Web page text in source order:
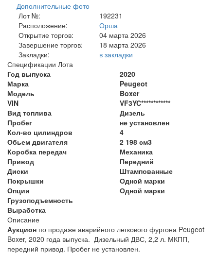
Дополнительные фото
Лот №:
192231
Расположение:
Орша
Открытие торгов:
04 марта 2026
Завершение торгов:
18 марта 2026
Закладки:
в закладки
Спецификации Лота
Год выпуска
2020
Марка
Peugeot
Модель
Boxer
VIN
VF3YC************
Вид топлива
Дизель
Пробег
не установлен
Кол-во цилиндров
4
Обьем двигателя
2 198 см3
Коробка передач
Механика
Привод
Передний
Диски
Штампованные
Покрышки
Одной марки
Опции
Одной марки
Грузоподъемность
Выработка
Описание
Аукцион по продаже аварийного легкового фургона Peugeot
Boxer, 2020 года выпуска. Дизельный ДВС, 2,2 л. МКПП,
передний привод. Пробег не установлен.